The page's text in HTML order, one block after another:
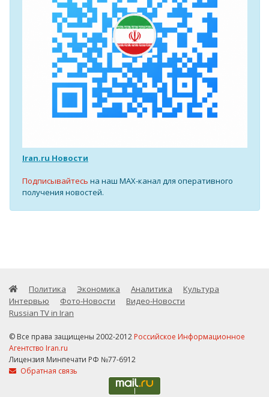
Iran.ru Новости
Подписывайтесь на наш MAX-канал для оперативного
получения новостей.
Политика Экономика Аналитика
Культура
Интервью
Фото-Новости
Видео-Новости
Russian TV in Iran
© Все права защищены 2002-2012 Российское Информационное
Агентство Iran.ru
Лицензия Минпечати РФ №77-6912
Обратная связь